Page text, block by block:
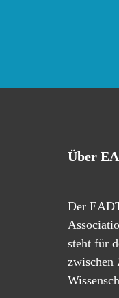
Über
Der
steht für
zwischen